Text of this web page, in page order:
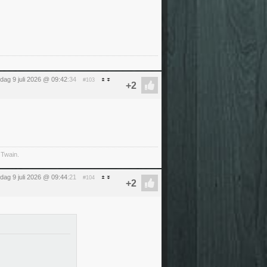
9 juli 2026 @ 09:42:34 #103
9 juli 2026 @ 09:44:21 #104